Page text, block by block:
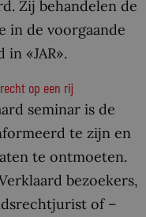
Zij behandelen de
in de voorgaande
«JAR».
op een rij
seminar is de
te zijn en
te ontmoeten.
bezoekers,
of –